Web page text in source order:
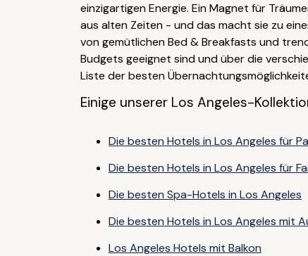
einzigartigen Energie. Ein Magnet für
aus alten Zeiten - und das macht sie zu
von gemütlichen Bed & Breakfasts und
Budgets geeignet sind und über die
Liste der besten
Einige unserer Los Angeles-
Die besten Hotels in Los Angeles für
Die besten Hotels in Los Angeles für
Die besten Spa-Hotels in Los Angeles
Die besten Hotels in Los Angeles mit
Los Angeles Hotels mit Balkon